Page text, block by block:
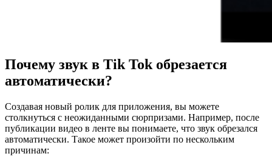
Почему звук в Tik Tok обрезается
автоматически?
Создавая новый ролик для приложения, вы можете
столкнуться с неожиданными сюрпризами. Например, после
публикации видео в ленте вы понимаете, что звук обрезался
автоматически. Такое может произойти по нескольким
причинам: